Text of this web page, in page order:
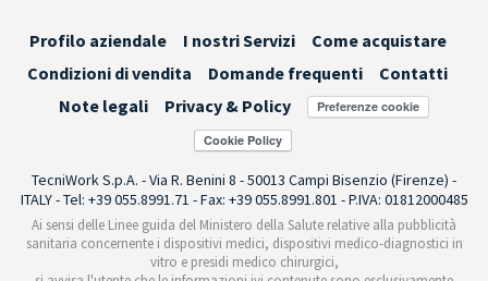
Profilo aziendale I nostri Servizi
Come acquistare
Condizioni di vendita
Domande frequenti
Contatti
Note legali
Privacy & Policy Preferenze cookie
TecniWork S.p.A. - Via R. Benini 8 - 50013 Campi Bisenzio (Firenze) -
ITALY - Tel: +39 055.8991.71 - Fax: +39 055.8991.801 - P.IVA: 01812000485
Ai sensi delle Linee guida del Ministero della Salute relative alla pubblicità
sanitaria concernente i dispositivi medici, dispositivi medico-diagnostici in
vitro e presidi medico chirurgici,